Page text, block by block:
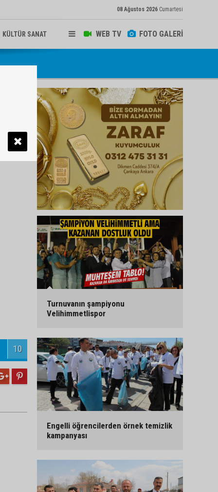
08 Ağustos 2026 Cumartesi
WEB TV FOTO GALERİ
KÜLTÜR SANAT
10
Turnuvanın şampiyonu
Velihimmetlispor
Engelli öğrencilerden örnek temizlik
kampanyası